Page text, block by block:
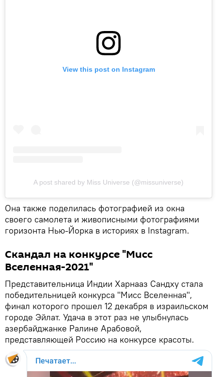
View this post on Instagram
A post shared by Miss Universe (@missuniverse)
Она также поделилась фотографией из окна
своего самолета и живописными фотографиями
горизонта Нью-Йорка в историях в Instagram.
Скандал на конкурсе "Мисс
Вселенная-2021"
Представительница Индии Харнааз Сандху стала
победительницей конкурса "Мисс Вселенная",
финал которого прошел 12 декабря в израильском
городе Эйлат. Удача в этот раз не улыбнулась
азербайджанке Ралине Арабовой,
представляющей Россию на конкурсе красоты.